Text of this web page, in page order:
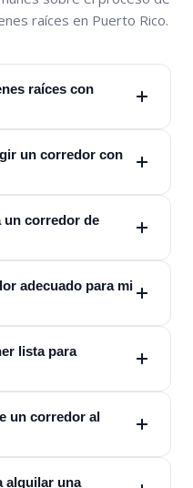
raíces en Puerto Rico.
raíces con
un corredor con
un corredor de
adecuado para mi
lista para
un corredor al
alquilar una